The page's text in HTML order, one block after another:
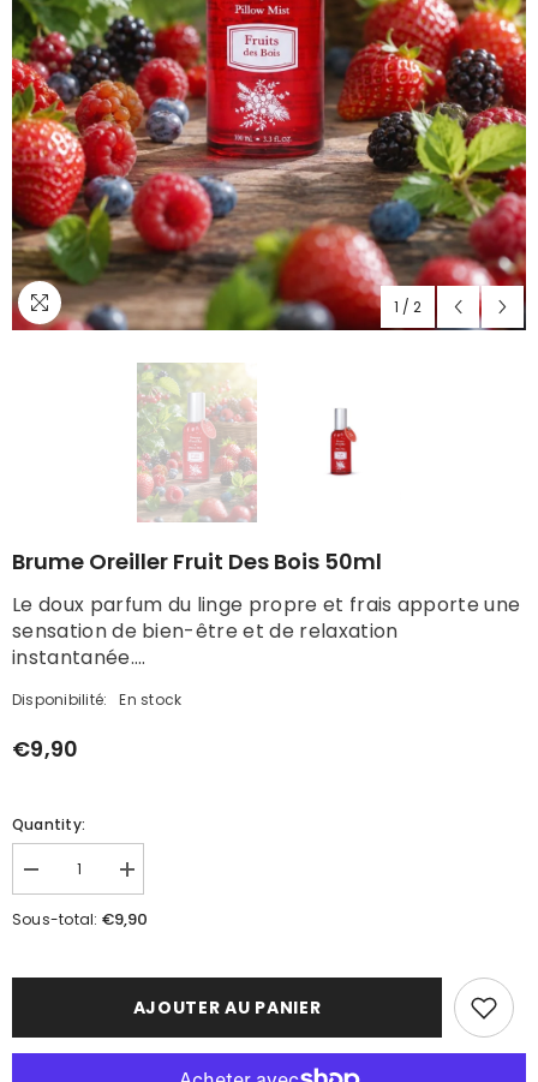
1 / 2
Brume Oreiller Fruit Des Bois 50ml
Le doux parfum du linge propre et frais apporte une
sensation de bien-être et de relaxation
instantanée....
Disponibilité: En stock
€9,90
Quantity:
Réduire
la
quantité
50ml
Augmenter
la
quantité
de
des
50ml
Sous-total: €9,90
AJOUTER AU PANIER